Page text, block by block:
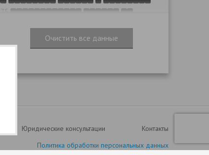
. 75
,
:
Юридические консультации
Контакты
Политика обработки персональных данных